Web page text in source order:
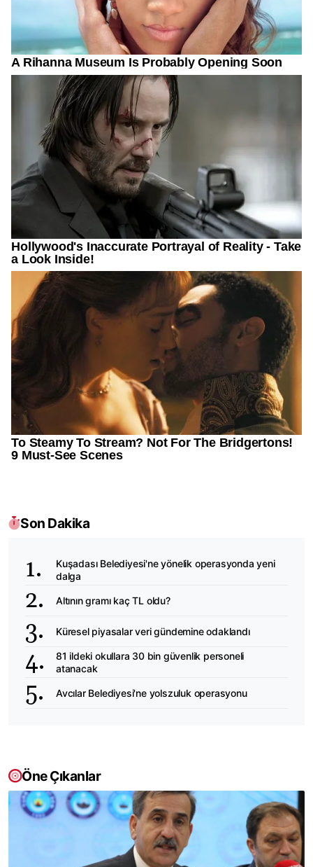
Son Dakika
Kuşadası Belediyesi'ne yönelik operasyonda yeni
dalga
Altının gramı kaç TL oldu?
Küresel piyasalar veri gündemine odaklandı
81 ildeki okullara 30 bin güvenlik personeli
atanacak
Avcılar Belediyesi'ne yolszuluk operasyonu
Öne Çıkanlar